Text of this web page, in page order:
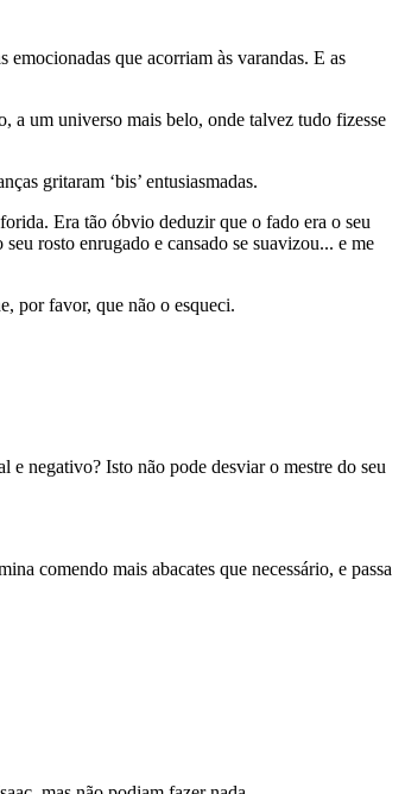
que acorriam às varandas. E as
a um universo mais belo, onde talvez tudo fizesse
gritaram ‘bis’ entusiasmadas.
Era tão óbvio deduzir que o fado era o seu
rosto enrugado e cansado se suavizou... e me
por favor, que não o esqueci.
e negativo? Isto não pode desviar o mestre do seu
comendo mais abacates que necessário, e passa